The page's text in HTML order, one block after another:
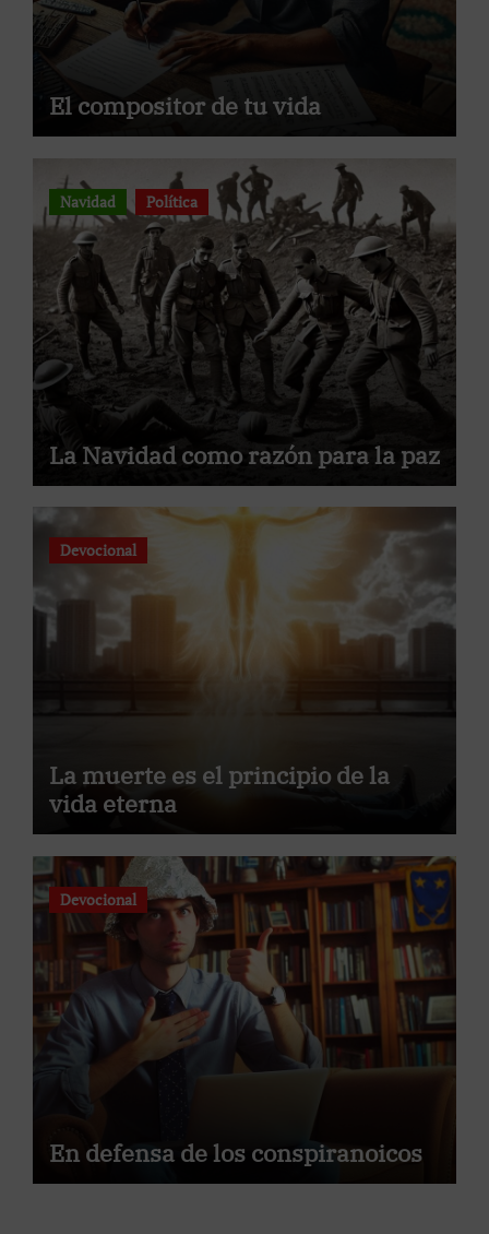
El compositor de tu vida
Navidad Política
La Navidad como razón para la paz
Devocional
La muerte es el principio de la
vida eterna
Devocional
En defensa de los conspiranoicos